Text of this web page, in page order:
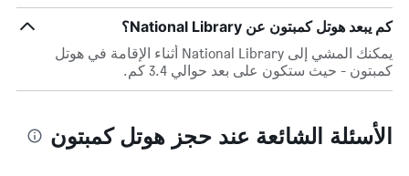
كم يبعد هوتل كمبتون عن National Library؟
يمكنك المشي إلى National Library أثناء الإقامة في هوتل
كمبتون - حيث ستكون على بعد حوالي 3.4 كم.
الأسئلة الشائعة عند حجز هوتل كمبتون